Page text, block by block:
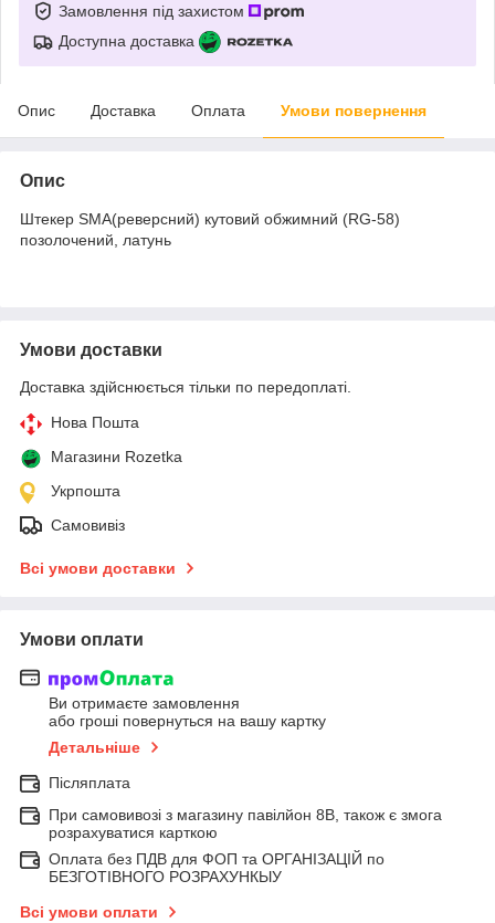
Замовлення під захистом
Доступна доставка
Опис Доставка Оплата Умови повернення
Опис
Штекер SMA(реверсний) кутовий обжимний (RG-58)
позолочений, латунь
Умови доставки
Доставка здійснюється тільки по передоплаті.
Нова Пошта
Магазини Rozetka
Укрпошта
Самовивіз
Всі умови доставки
Умови оплати
Ви отримаєте замовлення
або гроші повернуться на вашу картку
Детальніше
Післяплата
При самовивозі з магазину павілйон 8В, також є змога
розрахуватися карткою
Оплата без ПДВ для ФОП та ОРГАНІЗАЦІЙ по
БЕЗГОТІВНОГО РОЗРАХУНКЫУ
Всі умови оплати